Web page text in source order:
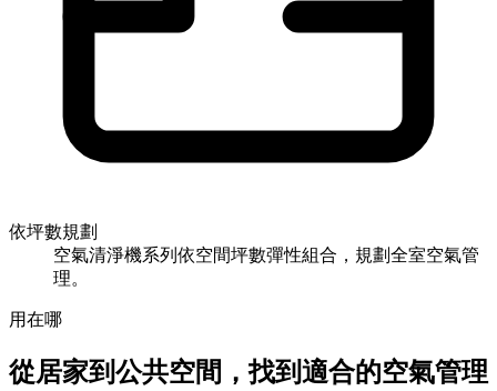
依坪數規劃
空氣清淨機系列依空間坪數彈性組合，規劃全室空氣管
理。
用在哪
從居家到公共空間，找到適合的空氣管理